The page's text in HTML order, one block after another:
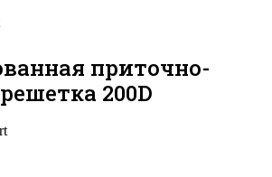
приточно-
200D